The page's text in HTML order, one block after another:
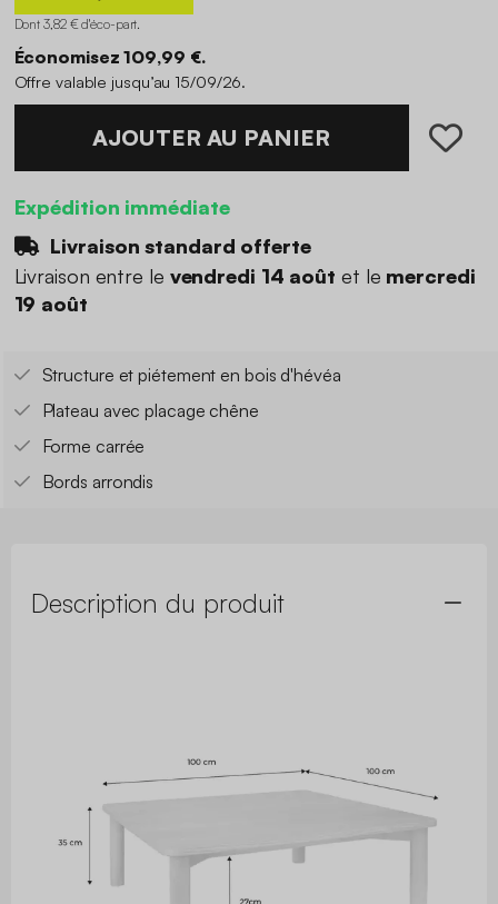
Dont 3,82 € d'éco-part.
Économisez 109,99 €.
Offre valable jusqu’au 15/09/26.
AJOUTER AU PANIER
Expédition immédiate
Livraison standard offerte
Livraison entre le vendredi 14 août et le mercredi
19 août
Structure et piétement en bois d'hévéa
Plateau avec placage chêne
Forme carrée
Bords arrondis
Description du produit